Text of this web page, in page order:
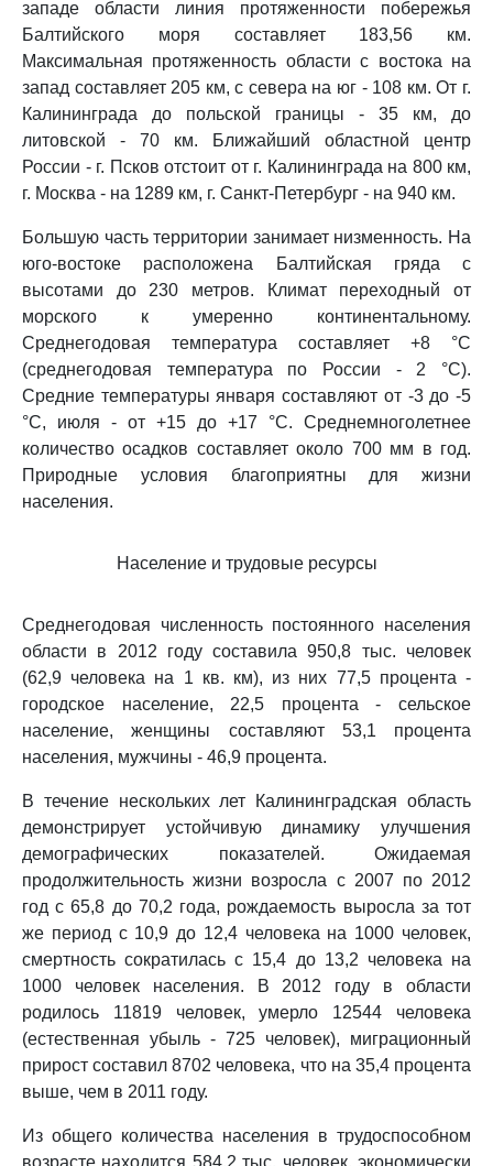
западе области линия протяженности побережья
Балтийского моря составляет 183,56 км.
Максимальная протяженность области с востока на
запад составляет 205 км, с севера на юг - 108 км. От г.
Калининграда до польской границы - 35 км, до
литовской - 70 км. Ближайший областной центр
России - г. Псков отстоит от г. Калининграда на 800 км,
г. Москва - на 1289 км, г. Санкт-Петербург - на 940 км.
Большую часть территории занимает низменность. На
юго-востоке расположена Балтийская гряда с
высотами до 230 метров. Климат переходный от
морского к умеренно континентальному.
Среднегодовая температура составляет +8 °C
(среднегодовая температура по России - 2 °C).
Средние температуры января составляют от -3 до -5
°C, июля - от +15 до +17 °C. Среднемноголетнее
количество осадков составляет около 700 мм в год.
Природные условия благоприятны для жизни
населения.
Население и трудовые ресурсы
Среднегодовая численность постоянного населения
области в 2012 году составила 950,8 тыс. человек
(62,9 человека на 1 кв. км), из них 77,5 процента -
городское население, 22,5 процента - сельское
население, женщины составляют 53,1 процента
населения, мужчины - 46,9 процента.
В течение нескольких лет Калининградская область
демонстрирует устойчивую динамику улучшения
демографических показателей. Ожидаемая
продолжительность жизни возросла с 2007 по 2012
год с 65,8 до 70,2 года, рождаемость выросла за тот
же период с 10,9 до 12,4 человека на 1000 человек,
смертность сократилась с 15,4 до 13,2 человека на
1000 человек населения. В 2012 году в области
родилось 11819 человек, умерло 12544 человека
(естественная убыль - 725 человек), миграционный
прирост составил 8702 человека, что на 35,4 процента
выше, чем в 2011 году.
Из общего количества населения в трудоспособном
возрасте находится 584,2 тыс. человек, экономически